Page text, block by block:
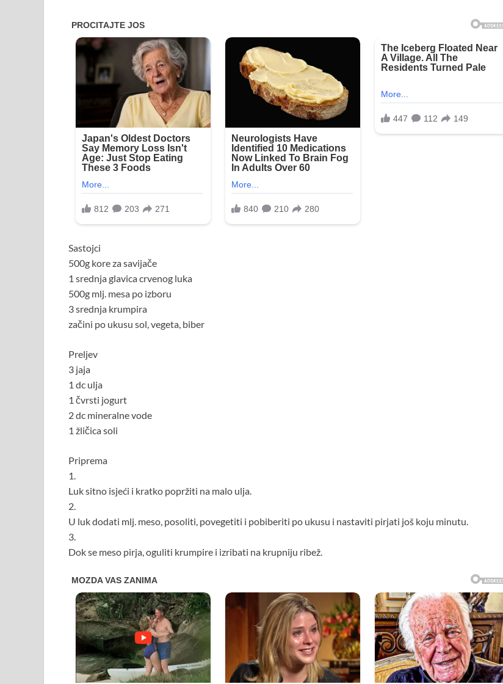
Sastojci
500g kore za savijače
1 srednja glavica crvenog luka
500g mlj. mesa po izboru
3 srednja krumpira
začini po ukusu sol, vegeta, biber
Preljev
3 jaja
1 dc ulja
1 čvrsti jogurt
2 dc mineralne vode
1 žličica soli
Priprema
1.
Luk sitno isjeći i kratko popržiti na malo ulja.
2.
U luk dodati mlj. meso, posoliti, povegetiti i pobiberiti po ukusu i nastaviti pirjati još koju minutu.
3.
Dok se meso pirja, oguliti krumpire i izribati na krupniju ribež.